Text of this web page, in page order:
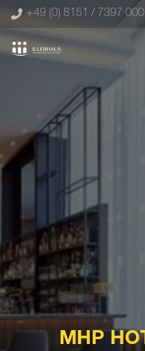
+49 (0) 8151 / 7397 000
MHP